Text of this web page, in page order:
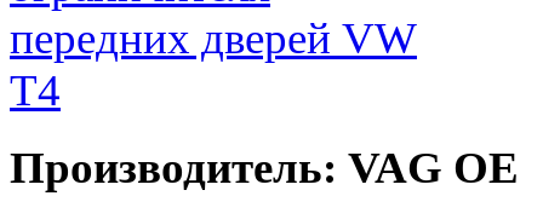
Производитель: VAG OE